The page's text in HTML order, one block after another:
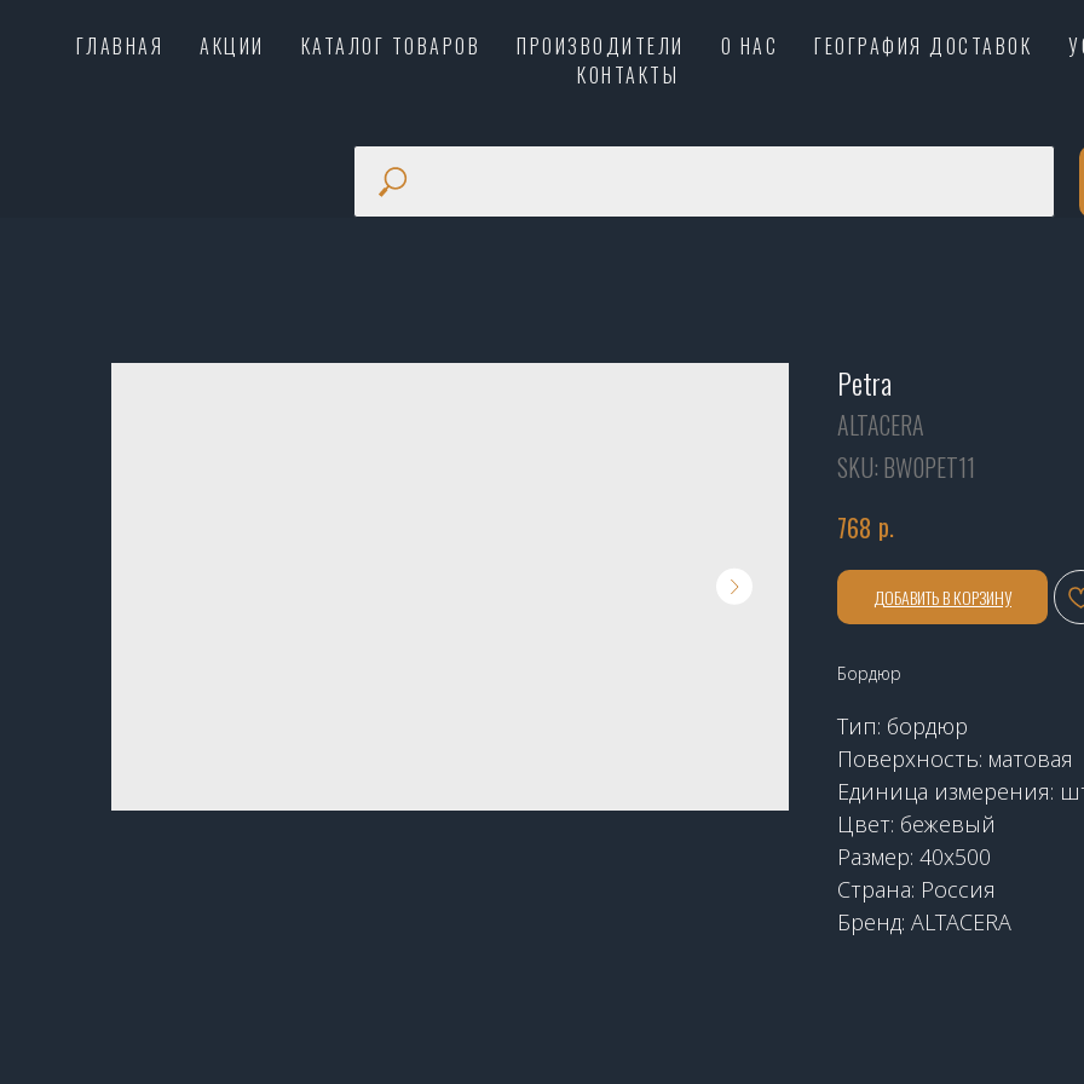
ГЛАВНАЯ АКЦИИ КАТАЛОГ ТОВАРОВ ПРОИЗВОДИТЕЛИ О НАС ГЕОГРАФИЯ ДОСТАВОК
КОНТАКТЫ
Petra
ALTACERA
SKU: BW0PET11
768 р.
ДОБАВИТЬ В КОРЗИНУ
Бордюр
Тип: бордюр
Поверхность: матовая
Единица измерения:
Цвет: бежевый
Размер: 40х500
Страна: Россия
Бренд: ALTACERA